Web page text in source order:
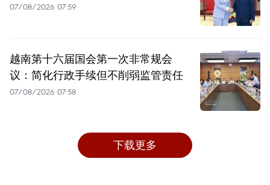
07/08/2026 07:59
越南第十六届国会第一次非常规会
议：简化行政手续但不削弱监管责任
07/08/2026 07:58
下载更多